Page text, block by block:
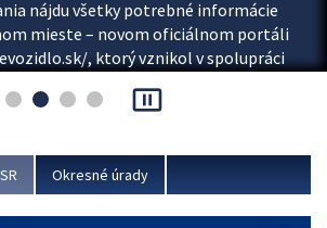
nájdu všetky potrebné informácie
mieste – novom oficiálnom portáli
, ktorý vznikol v spolupráci
(SLASPO) a Ministerstva vnútra SR.
pause_presentation
Okresné úrady